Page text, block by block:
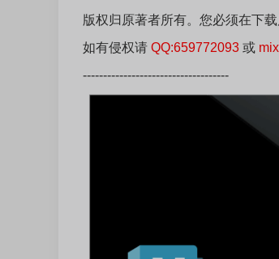
版权归原著者所有。您必须在下
如有侵权请 QQ:659772093 或
------------------------------------